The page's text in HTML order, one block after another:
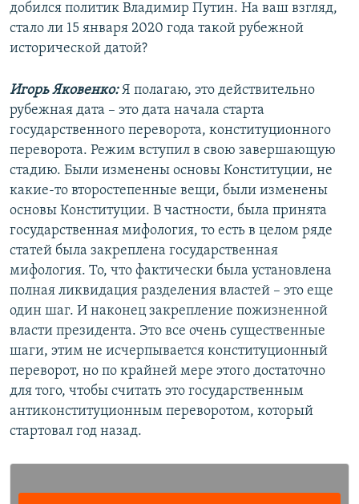
добился политик Владимир Путин. На ваш взгляд,
стало ли 15 января 2020 года такой рубежной
исторической датой?
Игорь Яковенко:Я полагаю, это действительно
рубежная дата – это дата начала старта
государственного переворота, конституционного
переворота. Режим вступил в свою завершающую
стадию. Были изменены основы Конституции, не
какие-то второстепенные вещи, были изменены
основы Конституции. В частности, была принята
государственная мифология, то есть в целом ряде
статей была закреплена государственная
мифология. То, что фактически была установлена
полная ликвидация разделения властей – это еще
один шаг. И наконец закрепление пожизненной
власти президента. Это все очень существенные
шаги, этим не исчерпывается конституционный
переворот, но по крайней мере этого достаточно
для того, чтобы считать это государственным
антиконституционным переворотом, который
стартовал год назад.